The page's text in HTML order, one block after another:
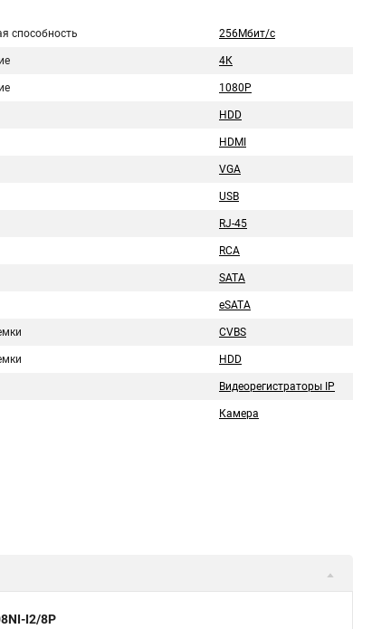
способность 256Мбит/с
4К
1080Р
HDD
HDMI
VGA
USB
RJ-45
RCA
SATA
eSATA
CVBS
HDD
Видеорегистраторы IP
Камера
I2/8P